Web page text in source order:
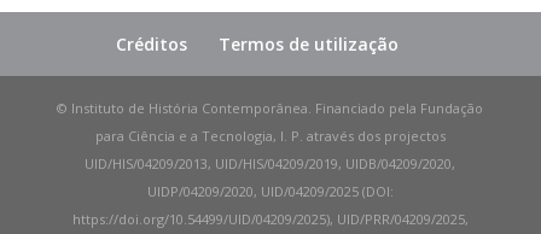
Créditos Termos de utilização
© Instituto de História Contemporânea. Financiado pela Fundação
para Ciência e a Tecnologia, I. P. através dos projectos
UID/HIS/04209/2013, UID/HIS/04209/2019, UIDB/04209/2020,
UIDP/04209/2020, UID/04209/2025 (DOI:
https://doi.org/10.54499/UID/04209/2025), UID/PRR/04209/2025,